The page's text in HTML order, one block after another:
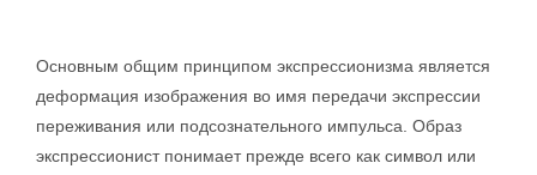
Основным общим принципом экспрессионизма является
деформация изображения во имя передачи экспрессии
переживания или подсознательного импульса. Образ
экспрессионист понимает прежде всего как символ или